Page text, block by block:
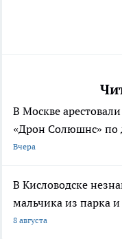
В Москве
«Дрон Солюшнс» по
Вчера
В Кисловодске
мальчика из парка
8 августа